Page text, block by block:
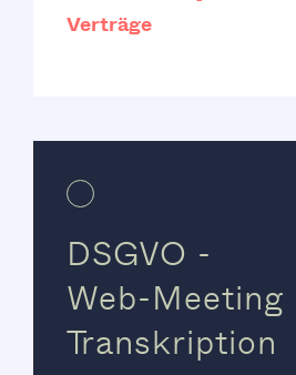
Verträge
DSGVO -
Web-Meeting
Transkription